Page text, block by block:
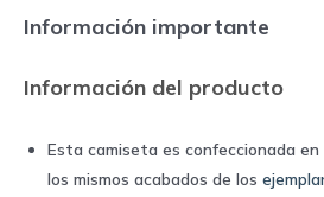
quantity
Información importante
Información del producto
Esta camiseta es confeccionada
los mismos acabados de los